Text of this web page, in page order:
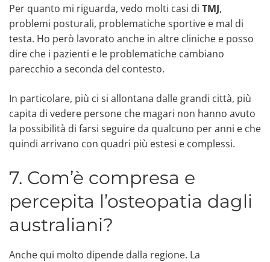
Per quanto mi riguarda, vedo molti casi di TMJ,
problemi posturali, problematiche sportive e mal di
testa. Ho però lavorato anche in altre cliniche e posso
dire che i pazienti e le problematiche cambiano
parecchio a seconda del contesto.
In particolare, più ci si allontana dalle grandi città, più
capita di vedere persone che magari non hanno avuto
la possibilità di farsi seguire da qualcuno per anni e che
quindi arrivano con quadri più estesi e complessi.
7. Com’è compresa e
percepita l’osteopatia dagli
australiani?
Anche qui molto dipende dalla regione. La